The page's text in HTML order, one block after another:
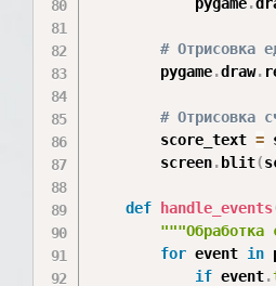
# Отрисовка
        pygame
.draw.
# Отрисовка
        score_text
=
        screen
. blit(
def handle_events
"""Обработка
for event in
if event.